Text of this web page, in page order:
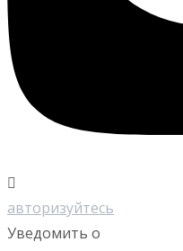
авторизуйтесь
Уведомить о